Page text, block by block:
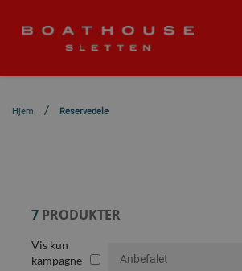
Hjem Reservedele
7PRODUKTER
Vis kun
kampagne